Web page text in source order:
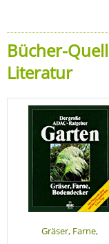
Bücher-
Literatur
Gräser, Farne,